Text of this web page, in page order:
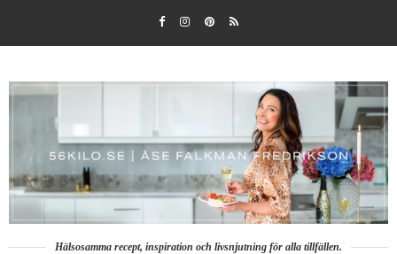
Hälsosamma recept, inspiration och livsnjutning för alla tillfällen.